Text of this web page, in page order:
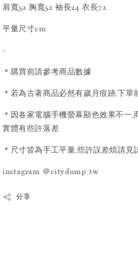
肩寬52 胸寬52 袖長24 衣長72
平量尺寸cm
-
＊購買前請參考商品數據
＊若為古著商品必然有歲月痕跡,下單
＊因各家電腦手機螢幕顯色效果不一
實體有些許落差
＊尺寸皆為手工平量,些許誤差煩請見
instagram ＠citydump_tw
分享